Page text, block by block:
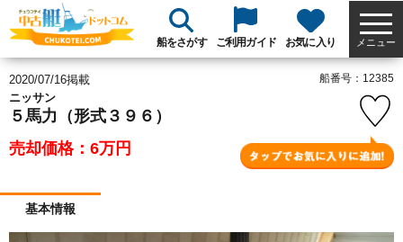
船をさがす ご利用ガイド お気に入り メニュー
2020/07/16掲載
ニッサン
５馬力（形式３９６）
売却価格：6万円
船番号：12385
基本情報